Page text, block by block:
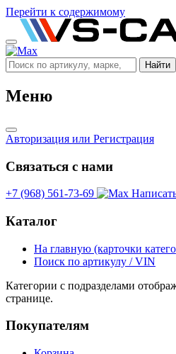
Перейти к содержимому
Найти
Меню
Авторизация или Регистрация
Связаться с нами
+7 (968) 561-73-69
Каталог
На главную (карточки
Поиск по артикулу / VIN
Категории с подразделами
странице.
Покупателям